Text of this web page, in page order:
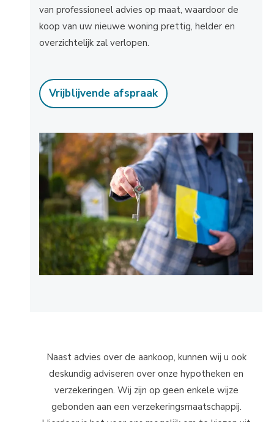
van professioneel advies op maat, waardoor de
koop van uw nieuwe woning prettig, helder en
overzichtelijk zal verlopen.
Vrijblijvende afspraak
Naast advies over de aankoop, kunnen wij u ook
deskundig adviseren over onze hypotheken en
verzekeringen. Wij zijn op geen enkele wijze
gebonden aan een verzekeringsmaatschappij.